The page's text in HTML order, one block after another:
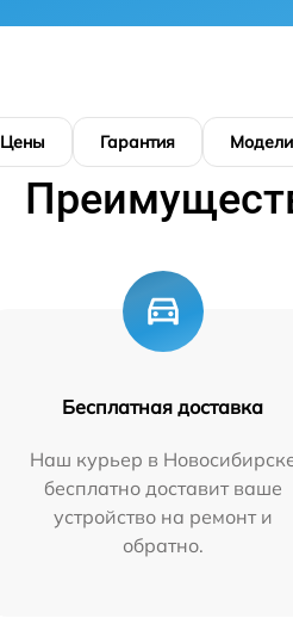
Цены Гарантия Модели
Бесплатная доставка
Наш курьер в
бесплатно доставит ваше
устройство на ремонт и
обратно.